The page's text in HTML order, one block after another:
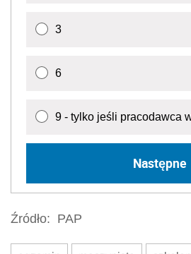
3
6
9 - tylko jeśli pracodawca
Następne
Źródło: PAP